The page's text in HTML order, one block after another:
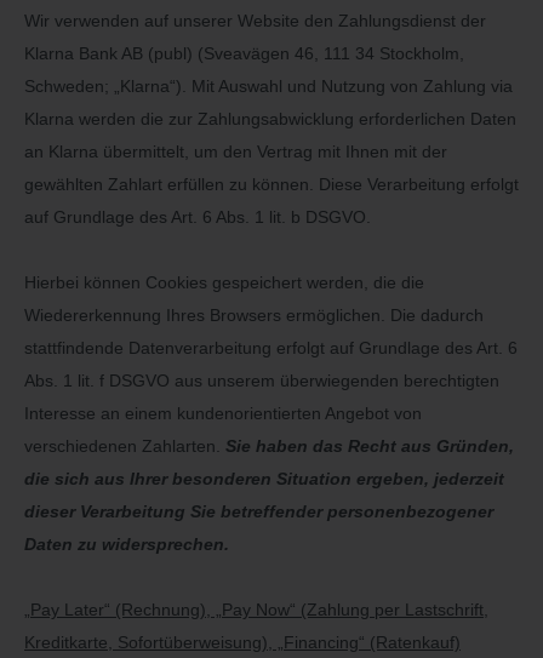
Wir verwenden auf unserer Website den Zahlungsdienst der
Klarna Bank AB (publ) (Sveavägen 46, 111 34 Stockholm,
Schweden; „Klarna“). Mit Auswahl und Nutzung von Zahlung via
Klarna werden die zur Zahlungsabwicklung erforderlichen Daten
an Klarna übermittelt, um den Vertrag mit Ihnen mit der
gewählten Zahlart erfüllen zu können. Diese Verarbeitung erfolgt
auf Grundlage des Art. 6 Abs. 1 lit. b DSGVO.
Hierbei können Cookies gespeichert werden, die die
Wiedererkennung Ihres Browsers ermöglichen. Die dadurch
stattfindende Datenverarbeitung erfolgt auf Grundlage des Art. 6
Abs. 1 lit. f DSGVO aus unserem überwiegenden berechtigten
Interesse an einem kundenorientierten Angebot von
verschiedenen Zahlarten. Sie haben das Recht aus Gründen,
die sich aus Ihrer besonderen Situation ergeben, jederzeit
dieser Verarbeitung Sie betreffender personenbezogener
Daten zu widersprechen.
„Pay Later“ (Rechnung), „Pay Now“ (Zahlung per Lastschrift,
Kreditkarte, Sofortüberweisung), „Financing“ (Ratenkauf)